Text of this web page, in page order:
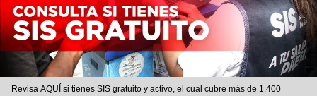
Revisa AQUÍ si tienes SIS gratuito y activo, el cual cubre más de 1.400